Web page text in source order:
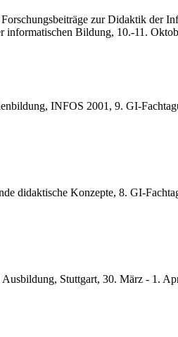
zur Didaktik der
Bildung, 10.-11.
INFOS 2001, 9. GI-
didaktische Konzepte, 8. GI-
Stuttgart, 30. März - 1.